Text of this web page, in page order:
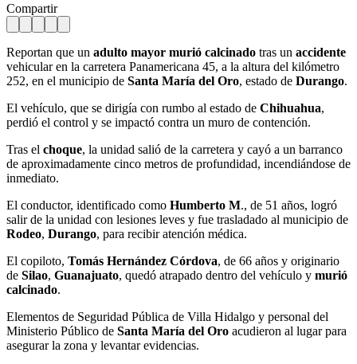
Compartir
Reportan que un adulto mayor murió calcinado tras un accidente
vehicular en la carretera Panamericana 45, a la altura del kilómetro
252, en el municipio de Santa María del Oro, estado de Durango.
El vehículo, que se dirigía con rumbo al estado de Chihuahua,
perdió el control y se impactó contra un muro de contención.
Tras el choque, la unidad salió de la carretera y cayó a un barranco
de aproximadamente cinco metros de profundidad, incendiándose de
inmediato.
El conductor, identificado como Humberto M., de 51 años, logró
salir de la unidad con lesiones leves y fue trasladado al municipio de
Rodeo, Durango, para recibir atención médica.
El copiloto, Tomás Hernández Córdova, de 66 años y originario
de Silao, Guanajuato, quedó atrapado dentro del vehículo y murió
calcinado.
Elementos de Seguridad Pública de Villa Hidalgo y personal del
Ministerio Público de Santa María del Oro acudieron al lugar para
asegurar la zona y levantar evidencias.